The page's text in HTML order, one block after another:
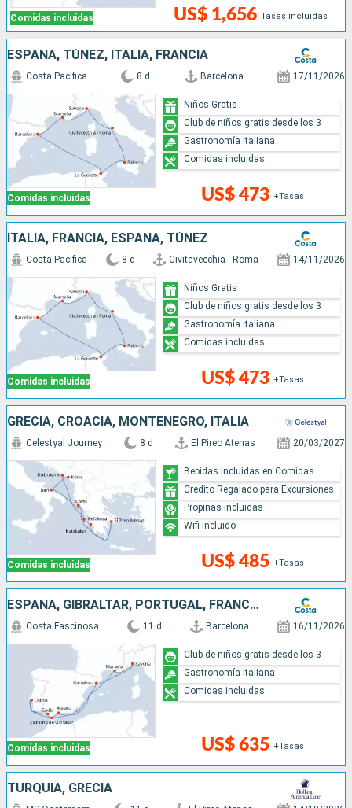
Comidas incluidas US$ 1,656 Tasas incluidas
ESPAÑA, TÚNEZ, ITALIA, FRANCIA
Comidas incluidas
Costa Pacifica 8 d Barcelona 17/11/2026
US$ 473 +Tasas
Niños Gratis
Club de niños gratis desde los 3
Gastronomía italiana
Comidas incluidas
ITALIA, FRANCIA, ESPAÑA, TÚNEZ
Comidas incluidas
Costa Pacifica 8 d Civitavecchia - Roma 14/11/2026
US$ 473 +Tasas
Niños Gratis
Club de niños gratis desde los 3
Gastronomía italiana
Comidas incluidas
GRECIA, CROACIA, MONTENEGRO, ITALIA
Comidas incluidas
Celestyal Journey 8 d El Pireo Atenas 20/03/2027
US$ 485 +Tasas
Bebidas Incluidas en Comidas
Crédito Regalado para Excursiones
Propinas incluidas
Wifi incluido
ESPAÑA, GIBRALTAR, PORTUGAL, FRANCIA, ITALIA
Comidas incluidas
Costa Fascinosa 11 d Barcelona 16/11/2026
US$ 635 +Tasas
Club de niños gratis desde los 3
Gastronomía italiana
Comidas incluidas
TURQUÍA, GRECIA